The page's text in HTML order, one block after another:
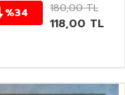
%34 180,00TL
118,00 TL